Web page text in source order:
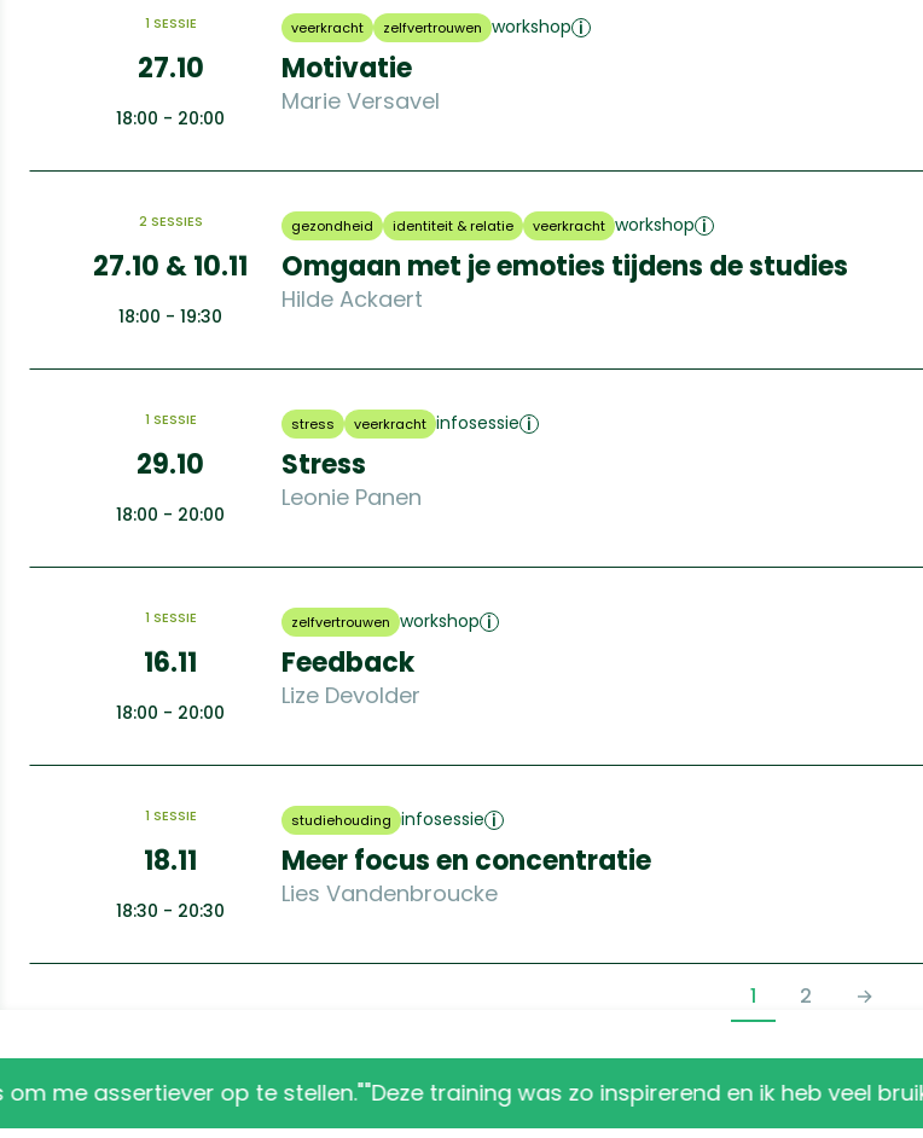
veerkracht zelfvertrouwen workshop
Motivatie
Marie Versavel
1 SESSIE
27.10
18:00 - 20:00
gezondheid identiteit & relatie veerkracht workshop
Omgaan met je emoties tijdens de studies
Hilde Ackaert
2 SESSIES
27.10 & 10.11
18:00 - 19:30
stress veerkracht infosessie
Stress
Leonie Panen
1 SESSIE
29.10
18:00 - 20:00
zelfvertrouwen workshop
Feedback
Lize Devolder
1 SESSIE
16.11
18:00 - 20:00
studiehouding infosessie
Meer focus en concentratie
Lies Vandenbroucke
1 SESSIE
18.11
18:30 - 20:30
PAGINA
NAVIGATIE
1 2 →
assertiever op te stellen.""Deze training was zo inspirerend en ik heb veel